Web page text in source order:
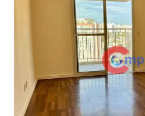
segurança e tranquilidade. Na
consegue comprar ou alugar
mesmo não estando na cidade
fazer tudo online, direto do seu
smartphone. Nós criamos
simplificar a relação de
compradores com o mercado